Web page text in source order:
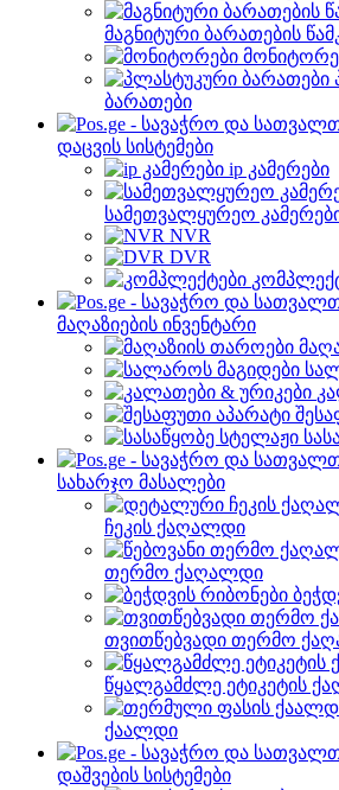
მაგნიტური ბარათების
ბარათები
დაცვის სისტემები
ip კამერები
სამეთვალყურეო
NVR
DVR
მაღაზიების ინვენტარი
სახარჯო მასალები
ჩეკის ქაღალდი
თერმო ქაღალდი
თვითწებვადი თერმო
წყალგამძლე ეტიკეტის
ქაალდი
დაშვების სისტემები